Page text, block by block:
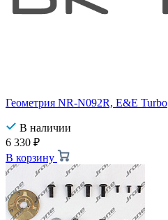
Геометрия NR-N092R, E&E Turbo
В наличии
6 330 ₽
В корзину